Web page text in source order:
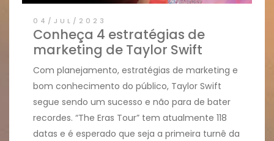
04/JUL/2023
Conheça 4 estratégias de
marketing de Taylor Swift
Com planejamento, estratégias de marketing e
bom conhecimento do público, Taylor Swift
segue sendo um sucesso e não para de bater
recordes. “The Eras Tour” tem atualmente 118
datas e é esperado que seja a primeira turnê da